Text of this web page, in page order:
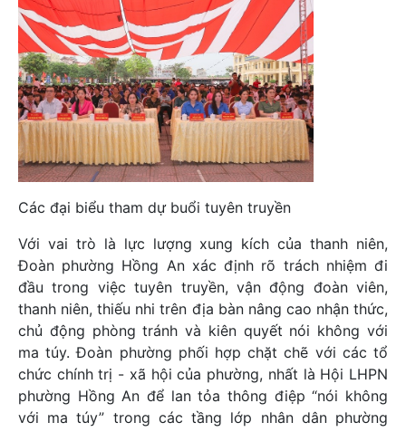
Các đại biểu tham dự buổi tuyên truyền
Với vai trò là lực lượng xung kích của thanh niên,
Đoàn phường Hồng An xác định rõ trách nhiệm đi
đầu trong việc tuyên truyền, vận động đoàn viên,
thanh niên, thiếu nhi trên địa bàn nâng cao nhận thức,
chủ động phòng tránh và kiên quyết nói không với
ma túy. Đoàn phường phối hợp chặt chẽ với các tổ
chức chính trị - xã hội của phường, nhất là Hội LHPN
phường Hồng An để lan tỏa thông điệp “nói không
với ma túy” trong các tầng lớp nhân dân phường